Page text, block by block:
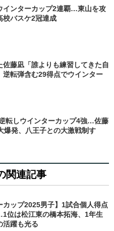
インターカップ2連覇…東山を攻
校バスケ2冠達成
佐藤凪「誰よりも練習してきた自
逆転弾含む29得点でウインター
転しウインターカップ4強…佐藤
爆発、八王子との大激戦制す
関連記事
カップ2025男子】1試合個人得点
位は松江東の橋本拓海、1年生
活躍も光る